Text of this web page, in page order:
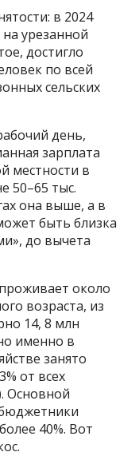
в 2024
урезанной
достигло
по всей
сельских
день,
зарплата
местности в
50–65 тыс.
она выше, а в
быть близка
до вычета
около
возраста, из
14, 8 млн
именно в
занято
от всех
Основной
40%. Вот